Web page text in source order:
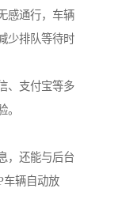
感通行，车辆
少排队等待时
、支付宝等多
，还能与后台
车辆自动放